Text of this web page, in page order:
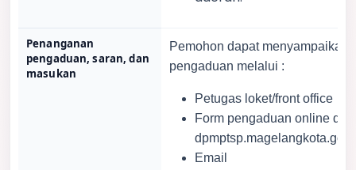
Penanganan
pengaduan, saran, dan
masukan
Pemohon dapat menyampaikan
pengaduan melalui :
Petugas loket/front office
Form pengaduan online di
Email